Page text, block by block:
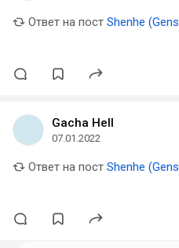
Ответ на пост Shenhe
Gacha Hell
07.01.2022
Ответ на пост Shenhe